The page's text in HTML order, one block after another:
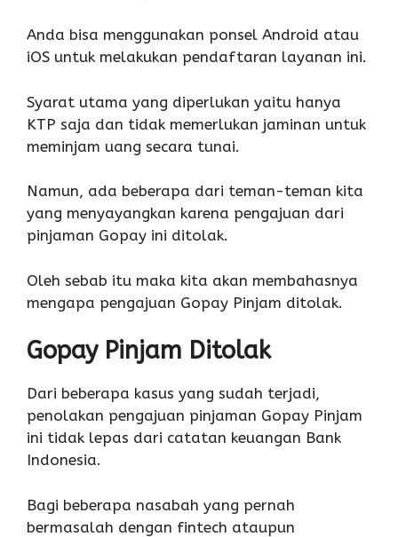
Anda bisa menggunakan ponsel Android atau
iOS untuk melakukan pendaftaran layanan ini.
Syarat utama yang diperlukan yaitu hanya
KTP saja dan tidak memerlukan jaminan untuk
meminjam uang secara tunai.
Namun, ada beberapa dari teman-teman kita
yang menyayangkan karena pengajuan dari
pinjaman Gopay ini ditolak.
Oleh sebab itu maka kita akan membahasnya
mengapa pengajuan Gopay Pinjam ditolak.
Gopay Pinjam Ditolak
Dari beberapa kasus yang sudah terjadi,
penolakan pengajuan pinjaman Gopay Pinjam
ini tidak lepas dari catatan keuangan Bank
Indonesia.
Bagi beberapa nasabah yang pernah
bermasalah dengan fintech ataupun